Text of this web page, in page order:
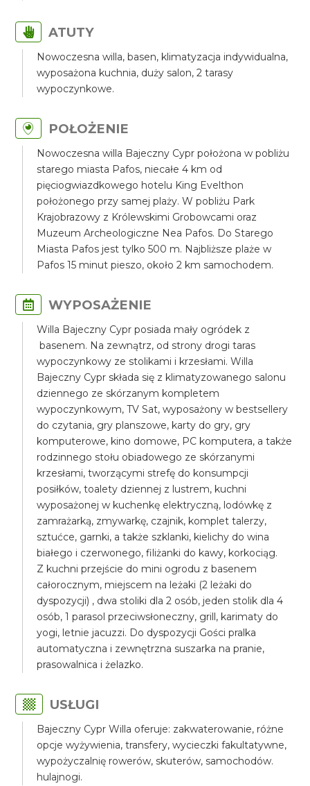
ATUTY
Nowoczesna willa, basen, klimatyzacja indywidualna,
wyposażona kuchnia, duży salon, 2 tarasy
wypoczynkowe.
POŁOŻENIE
Nowoczesna willa Bajeczny Cypr położona w pobliżu
starego miasta Pafos, niecałe 4 km od
pięciogwiazdkowego hotelu King Evelthon
położonego przy samej plaży. W pobliżu Park
Krajobrazowy z Królewskimi Grobowcami oraz
Muzeum Archeologiczne Nea Pafos. Do Starego
Miasta Pafos jest tylko 500 m. Najbliższe plaże w
Pafos 15 minut pieszo, około 2 km samochodem.
WYPOSAŻENIE
Willa Bajeczny Cypr posiada mały ogródek z
basenem. Na zewnątrz, od strony drogi taras
wypoczynkowy ze stolikami i krzesłami. Willa
Bajeczny Cypr składa się z klimatyzowanego salonu
dziennego ze skórzanym kompletem
wypoczynkowym, TV Sat, wyposażony w bestsellery
do czytania, gry planszowe, karty do gry, gry
komputerowe, kino domowe, PC komputera, a także
rodzinnego stołu obiadowego ze skórzanymi
krzesłami, tworzącymi strefę do konsumpcji
posiłków, toalety dziennej z lustrem, kuchni
wyposażonej w kuchenkę elektryczną, lodówkę z
zamrażarką, zmywarkę, czajnik, komplet talerzy,
sztućce, garnki, a także szklanki, kielichy do wina
białego i czerwonego, filiżanki do kawy, korkociąg.
Z kuchni przejście do mini ogrodu z basenem
całorocznym, miejscem na leżaki (2 leżaki do
dyspozycji) , dwa stoliki dla 2 osób, jeden stolik dla 4
osób, 1 parasol przeciwsłoneczny, grill, karimaty do
yogi, letnie jacuzzi. Do dyspozycji Gości pralka
automatyczna i zewnętrzna suszarka na pranie,
prasowalnica i żelazko.
USŁUGI
Bajeczny Cypr Willa oferuje: zakwaterowanie, różne
opcje wyżywienia, transfery, wycieczki fakultatywne,
wypożyczalnię rowerów, skuterów, samochodów.
hulajnogi.